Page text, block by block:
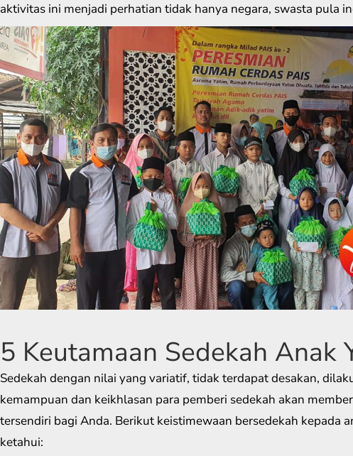
aktivitas ini menjadi perhatian tidak hanya negara, swasta pula
5 Keutamaan Sedekah Anak
Sedekah dengan nilai yang variatif, tidak terdapat desakan,
kemampuan dan keikhlasan para pemberi sedekah akan
tersendiri bagi Anda. Berikut keistimewaan bersedekah kepada
ketahui: